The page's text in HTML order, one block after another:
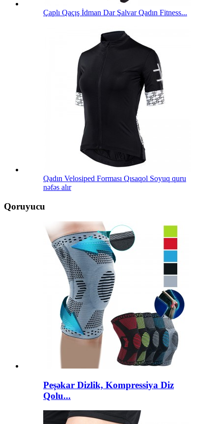
Çaplı Qaçış İdman Dar Şalvar Qadın Fitness...
Qadın Velosiped Forması Qısaqol Soyuq quru
nəfəs alır
Qoruyucu
Peşəkar Dizlik, Kompressiya Diz
Qolu...